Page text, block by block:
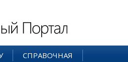
СПРАВОЧНАЯ